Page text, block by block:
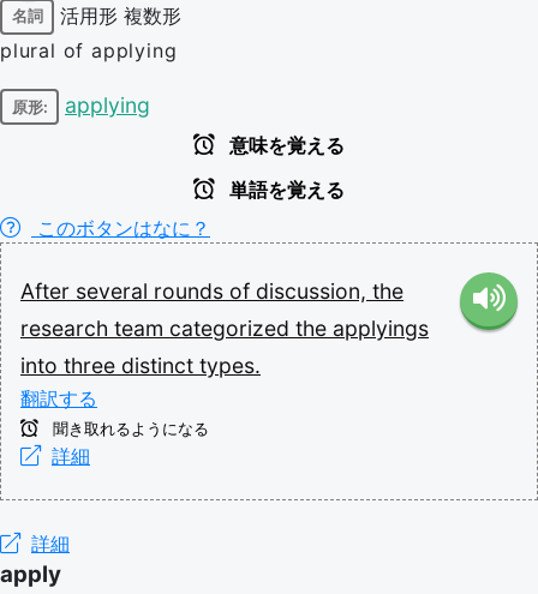
名詞 活用形 複数形
plural of applying
原形: applying
意味を覚える
単語を覚える
このボタンはなに？
After several rounds of discussion, the
research team categorized the applyings
into three distinct types.
翻訳する
聞き取れるようになる
詳細
詳細
apply